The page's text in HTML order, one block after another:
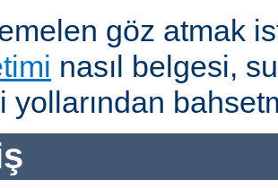
göz atmak
nasıl belgesi,
yollarından